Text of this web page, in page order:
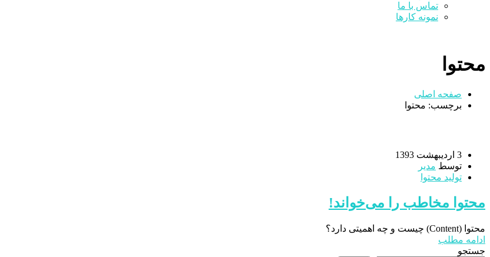
تماس با ما
نمونه کارها
محتوا
صفحه اصلی
برچسب: محتوا
3 اردیبهشت 1393
توسط مدیر
تولید محتوا
محتوا مخاطب را می‌خواند!
محتوا (Content) چیست و چه اهمیتی دارد؟
ادامه مطلب
جستجو